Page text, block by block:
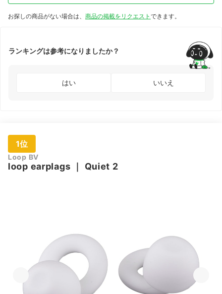
お探しの商品がない場合は、 商品の掲載をリクエスト できます。
ランキングは参考になりましたか？
はい いいえ
1位
Loop BV
loop earplags ｜ Quiet 2